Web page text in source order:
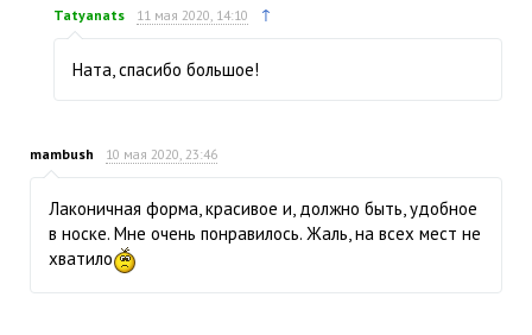
Tatyanats 11 мая 2020, 14:10 ↑
Ната, спасибо большое!
mambush 10 мая 2020, 23:46
Лаконичная форма, красивое и, должно быть, удобное
в носке. Мне очень понравилось. Жаль, на всех мест не
хватило